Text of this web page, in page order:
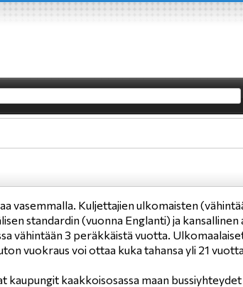
vasemmalla. Kuljettajien ulkomaisten
standardin (vuonna Englanti) ja
vähintään 3 peräkkäistä vuotta.
vuokraus voi ottaa kuka tahansa yli 21
kaupungit kaakkoisosassa maan